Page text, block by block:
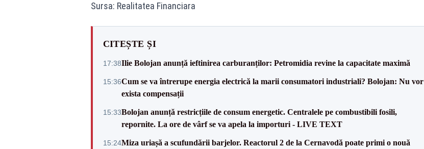
Sursa: Realitatea Financiara
CITEȘTE ȘI
17:38Ilie Bolojan anunță ieftinirea carburanților: Petromidia revine la capacitate maximă
15:36Cum se va întrerupe energia electrică la marii consumatori industriali? Bolojan: Nu vor
exista compensații
15:33Bolojan anunță restricțiile de consum energetic. Centralele pe combustibili fosili,
repornite. La ore de vârf se va apela la importuri - LIVE TEXT
15:24Miza uriașă a scufundării barjelor. Reactorul 2 de la Cernavodă poate primi o nouă